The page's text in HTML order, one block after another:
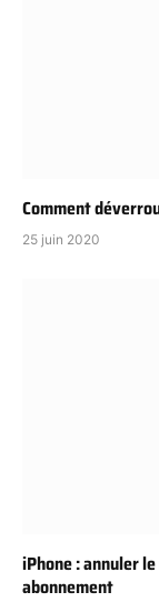
Comment
25 juin 2020
iPhone : annuler
abonnement